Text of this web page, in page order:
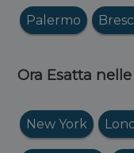
Palermo
Ora Esatta
New York